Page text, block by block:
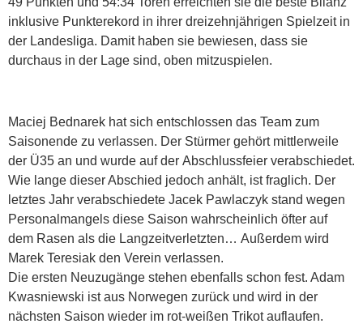
inklusive Punkterekord in ihrer dreizehnjährigen Spielzeit in
der Landesliga. Damit haben sie bewiesen, dass sie
durchaus in der Lage sind, oben mitzuspielen.
Maciej Bednarek hat sich entschlossen das Team zum
Saisonende zu verlassen. Der Stürmer gehört mittlerweile
der Ü35 an und wurde auf der Abschlussfeier verabschiedet.
Wie lange dieser Abschied jedoch anhält, ist fraglich. Der
letztes Jahr verabschiedete Jacek Pawlaczyk stand wegen
Personalmangels diese Saison wahrscheinlich öfter auf
dem Rasen als die Langzeitverletzten… Außerdem wird
Marek Teresiak den Verein verlassen.
Die ersten Neuzugänge stehen ebenfalls schon fest. Adam
Kwasniewski ist aus Norwegen zurück und wird in der
nächsten Saison wieder im rot-weißen Trikot auflaufen.